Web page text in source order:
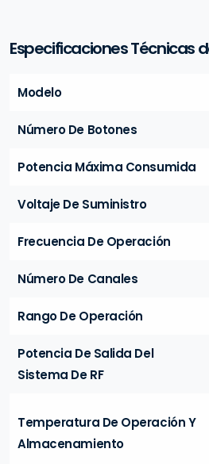
Especificaciones Técnicas
Modelo
Número De Botones
Potencia Máxima Consumida
Voltaje De Suministro
Frecuencia De Operación
Número De Canales
Rango De Operación
Potencia De Salida Del
Sistema De RF
Temperatura De Operación Y
Almacenamiento